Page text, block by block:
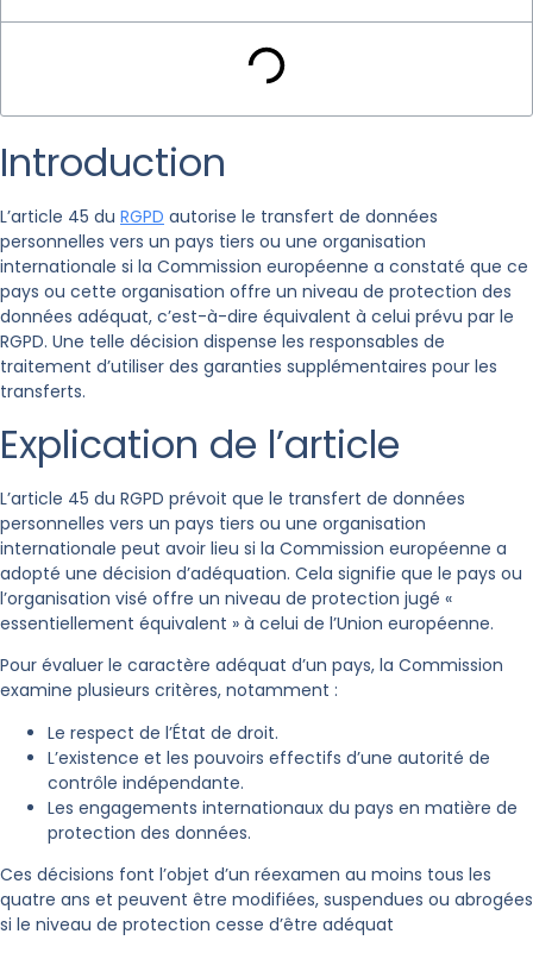
Introduction
L’article 45 du RGPD autorise le transfert de données
personnelles vers un pays tiers ou une organisation
internationale si la Commission européenne a constaté que ce
pays ou cette organisation offre un niveau de protection des
données adéquat, c’est-à-dire équivalent à celui prévu par le
RGPD. Une telle décision dispense les responsables de
traitement d’utiliser des garanties supplémentaires pour les
transferts.
Explication de l’article
L’article 45 du RGPD prévoit que le transfert de données
personnelles vers un pays tiers ou une organisation
internationale peut avoir lieu si la Commission européenne a
adopté une décision d’adéquation. Cela signifie que le pays ou
l’organisation visé offre un niveau de protection jugé «
essentiellement équivalent » à celui de l’Union européenne.
Pour évaluer le caractère adéquat d’un pays, la Commission
examine plusieurs critères, notamment :
Le respect de l’État de droit.
L’existence et les pouvoirs effectifs d’une autorité de
contrôle indépendante.
Les engagements internationaux du pays en matière de
protection des données.
Ces décisions font l’objet d’un réexamen au moins tous les
quatre ans et peuvent être modifiées, suspendues ou abrogées
si le niveau de protection cesse d’être adéquat